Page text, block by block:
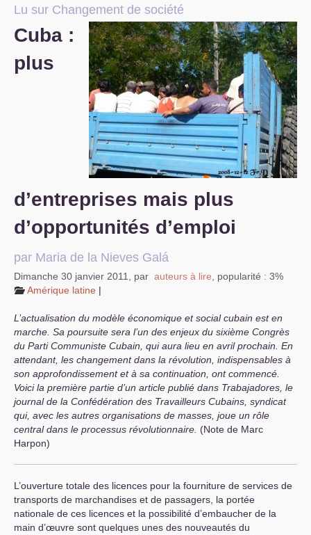
Vie du site
Lu sur Changement de société
Cuba :
plus
d’entreprises mais plus
d’opportunités d’emploi
par Maria de la Nieves Galá
Dimanche 30 janvier 2011 par auteurs à lire
popularité : 3%
Amérique latine |
L’actualisation du modèle économique et social cubain est en
marche. Sa poursuite sera l’un des enjeux du sixième Congrès
du Parti Communiste Cubain, qui aura lieu en avril prochain. En
attendant, les changement dans la révolution, indispensables à
son approfondissement et à sa continuation, ont commencé.
Voici la première partie d’un article publié dans Trabajadores, le
journal de la Confédération des Travailleurs Cubains, syndicat
qui, avec les autres organisations de masses, joue un rôle
central dans le processus révolutionnaire. (Note de Marc
Harpon)
L’ouverture totale des licences pour la fourniture de services de
transports de marchandises et de passagers, la portée
nationale de ces licences et la possibilité d’embaucher de la
main d’œuvre sont quelques unes des nouveautés du